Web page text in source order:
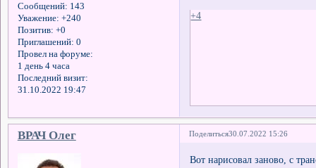
Сообщений: 143
Уважение: +240
Позитив: +0
Приглашений: 0
Провел на форуме:
1 день 4 часа
Последний визит:
31.10.2022 19:47
+4
Поделиться30.07.2022 15:26
ВРАЧ Олег
Вот нарисовал заново, с